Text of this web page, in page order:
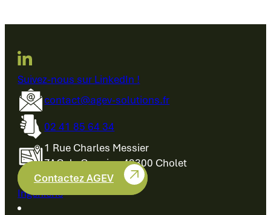
Suivez-nous sur LinkedIn !
contact@agev-solutions.fr
02 41 85 64 34
1 Rue Charles Messier
ZAC du Cormier, 49300 Cholet
Contactez AGEV
Ingénierie